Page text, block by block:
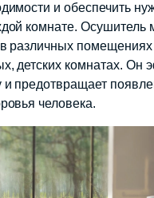
и обеспечить
комнате. Осушитель
различных
детских комнатах. Он
и предотвращает
человека.